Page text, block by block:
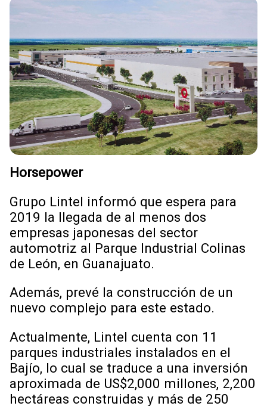
Horsepower
Grupo Lintel informó que espera para
2019 la llegada de al menos dos
empresas japonesas del sector
automotriz al Parque Industrial Colinas
de León, en Guanajuato.
Además, prevé la construcción de un
nuevo complejo para este estado.
Actualmente, Lintel cuenta con 11
parques industriales instalados en el
Bajío, lo cual se traduce a una inversión
aproximada de US$2,000 millones, 2,200
hectáreas construidas y más de 250